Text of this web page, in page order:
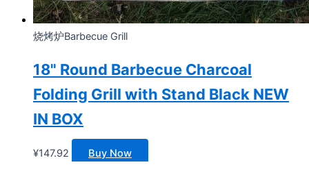
烧烤炉Barbecue Grill
18" Round Barbecue Charcoal
Folding Grill with Stand Black NEW
IN BOX
¥147.92 Buy Now